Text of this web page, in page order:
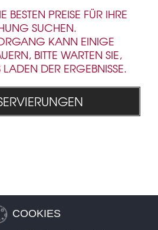
BESTEN PREISE FÜR IHRE
SUCHEN.
KANN EINIGE
BITTE WARTEN SIE,
DER ERGEBNISSE.
COOKIES